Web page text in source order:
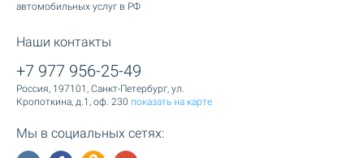
автомобильных услуг в РФ
Наши контакты
+7 977 956-25-49
Россия, 197101, Санкт-Петербург, ул.
Кропоткина, д.1, оф. 230 показать на карте
Мы в социальных сетях: